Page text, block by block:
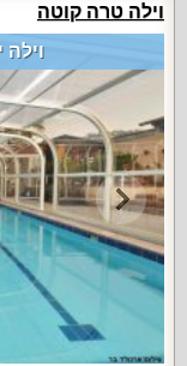
וילה טרה קוטה
וילה